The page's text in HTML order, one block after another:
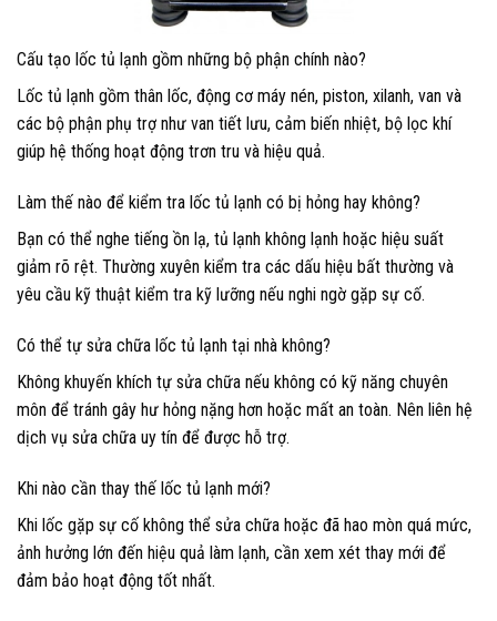
Cấu tạo lốc tủ lạnh gồm những bộ phận chính nào?
Lốc tủ lạnh gồm thân lốc, động cơ máy nén, piston, xilanh, van và
các bộ phận phụ trợ như van tiết lưu, cảm biến nhiệt, bộ lọc khí
giúp hệ thống hoạt động trơn tru và hiệu quả.
Làm thế nào để kiểm tra lốc tủ lạnh có bị hỏng hay không?
Bạn có thể nghe tiếng ồn lạ, tủ lạnh không lạnh hoặc hiệu suất
giảm rõ rệt. Thường xuyên kiểm tra các dấu hiệu bất thường và
yêu cầu kỹ thuật kiểm tra kỹ lưỡng nếu nghi ngờ gặp sự cố.
Có thể tự sửa chữa lốc tủ lạnh tại nhà không?
Không khuyến khích tự sửa chữa nếu không có kỹ năng chuyên
môn để tránh gây hư hỏng nặng hơn hoặc mất an toàn. Nên liên hệ
dịch vụ sửa chữa uy tín để được hỗ trợ.
Khi nào cần thay thế lốc tủ lạnh mới?
Khi lốc gặp sự cố không thể sửa chữa hoặc đã hao mòn quá mức,
ảnh hưởng lớn đến hiệu quả làm lạnh, cần xem xét thay mới để
đảm bảo hoạt động tốt nhất.